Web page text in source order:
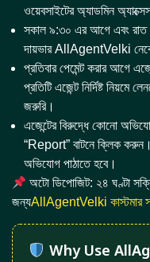
ওয়েবসাইটের অ্যাডমিন
সকাল ৯:৩০ এর আগে এবং রাত
দায়ভার AllAgentVelki
প্রতিবার পেমেন্ট করার আগে
প্রতিটি এজেন্ট নির্দিষ্ট নিয়মে
জরুরি।
এজেন্টের বিরুদ্ধে কোনো
“Report” বাটনে ক্লিক করুন।
অভিযোগ পাঠাতে হবে।
অটো ডিপোজিট: ২৪ ঘণ্টা
জন্যAllAgentVelki কাস্টমার
Why Use